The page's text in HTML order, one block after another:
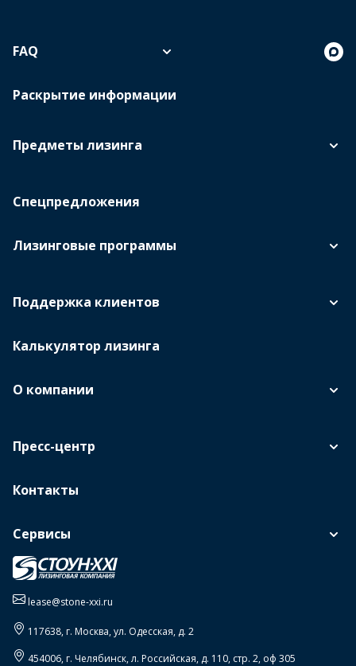
Предметы лизинга
Спецпредложения
Лизинговые программы
Поддержка клиентов
Калькулятор лизинга
О компании
Пресс-центр
Контакты
Сервисы
FAQ
Раскрытие информации
lease@stone-xxi.ru
117638, г. Москва,ул. Одесская, д. 2
454006, г. Челябинск,л. Российская, д. 110, стр. 2, оф 305